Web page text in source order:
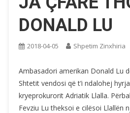
DONALD LU
2018-04-05 Shpetim Zinxhiria
Ambasadori amerikan Donald Lu
Shtetit vendosi që t’i ndalohej
kryeprokurorit Adriatik Llalla.
Fevziu Lu theksoi e cilësoi Llallën